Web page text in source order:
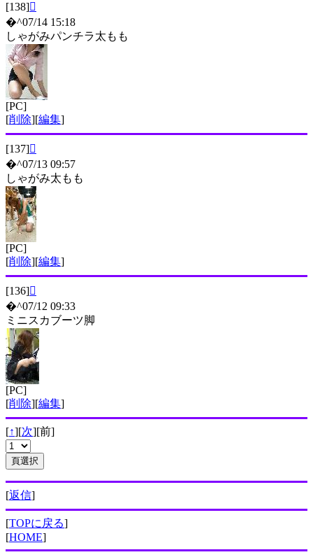
[138]
�^07/14 15:18
しゃがみパンチラ太もも
[PC]
[削除][編集]
[137]
�^07/13 09:57
しゃがみ太もも
[PC]
[削除][編集]
[136]
�^07/12 09:33
ミニスカブーツ脚
[PC]
[削除][編集]
[↑][次][前]
[返信]
[TOPに戻る]
[HOME]